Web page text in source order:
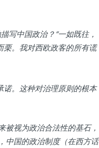
写中国政治？”一如既往，
栗。我对西欧政客的所有谎
诺。这种对治理原则的根本
视为政治合法性的基石，
中国的政治制度（在西方话